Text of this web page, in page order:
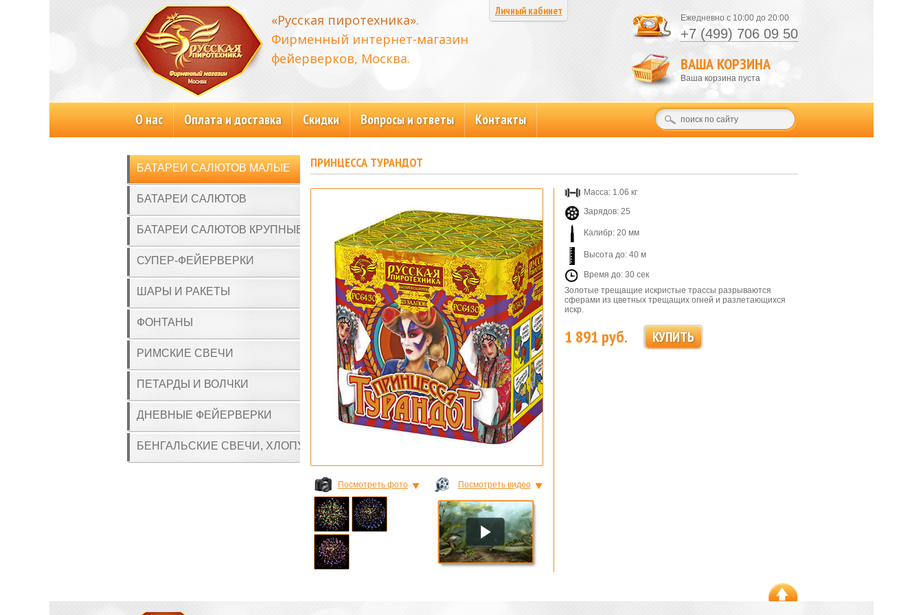
«Русская пиротехника».
Фирменный интернет-магазин
фейерверков, Москва.
Личный кабинет
Ежедневно с 10:00 до 20:00
+7 (499) 706 09 50
ВАША КОРЗИНА
Ваша корзина пуста
О нас Оплата и доставка Скидки Вопросы и ответы Контакты
ПРИНЦЕССА ТУРАНДОТ
Посмотреть фото Посмотреть видео
Масса: 1.06 кг
Зарядов: 25
Калибр: 20 мм
Высота до: 40 м
Время до: 30 сек
Золотые трещащие искристые трассы разрываются
сферами из цветных трещащих огней и разлетающихся
искр.
КУПИТЬ
1 891 руб.
БАТАРЕИ САЛЮТОВ МАЛЫЕ
БАТАРЕИ САЛЮТОВ
БАТАРЕИ САЛЮТОВ КРУПНЫЕ
СУПЕР-ФЕЙЕРВЕРКИ
ШАРЫ И РАКЕТЫ
ФОНТАНЫ
РИМСКИЕ СВЕЧИ
ПЕТАРДЫ И ВОЛЧКИ
ДНЕВНЫЕ ФЕЙЕРВЕРКИ
БЕНГАЛЬСКИЕ СВЕЧИ, ХЛОПУШКИ